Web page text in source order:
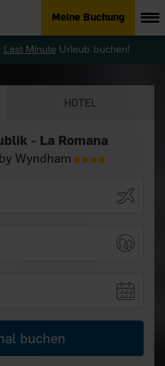
Meine Buchung
Last MinuteUrlaub buchen!
HOTEL
- La Romana
Wyndham
buchen